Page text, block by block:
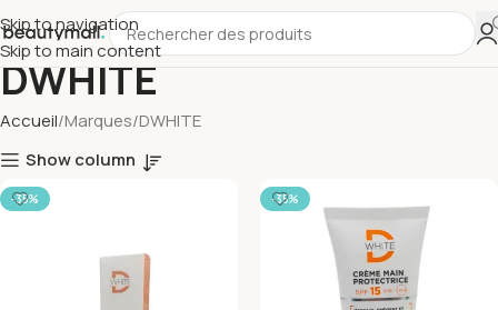
Skip to navigation
Skip to main content
DWHITE
Accueil Marques DWHITE
Show column
-35% -35%